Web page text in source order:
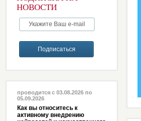
НОВОСТИ
проводится с 03.08.2026 по
05.09.2026
Как вы относитесь к
активному внедрению